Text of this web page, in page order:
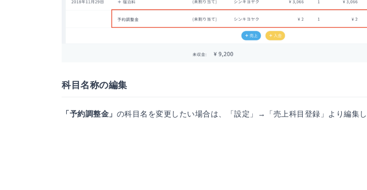
科目名称の編集
「予約調整金」 の科目名を変更したい場合は、「設定」→「売上科目登録」より編集し